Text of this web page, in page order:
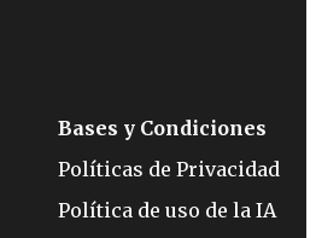
Bases y Condiciones
Políticas de Privacidad
Política de uso de la IA